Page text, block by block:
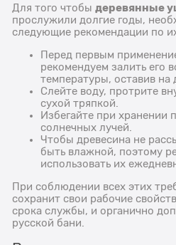
Для того чтобыдеревянные
прослужили долгие годы,
следующие рекомендации по
Перед первым
рекомендуем залить его
температуры, оставив на
Слейте воду, протрите
сухой тряпкой.
Избегайте при хранении
солнечных лучей.
Чтобы древесина не
быть влажной, поэтому
использовать их
При соблюдении всех этих
сохранит свои рабочие
срока службы, и органично
русской бани.